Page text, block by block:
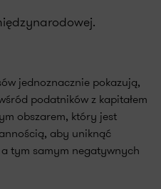
jednoznacznie pokazują,
podatników z kapitałem
obszarem, który jest
aby uniknąć
a tym samym negatywnych